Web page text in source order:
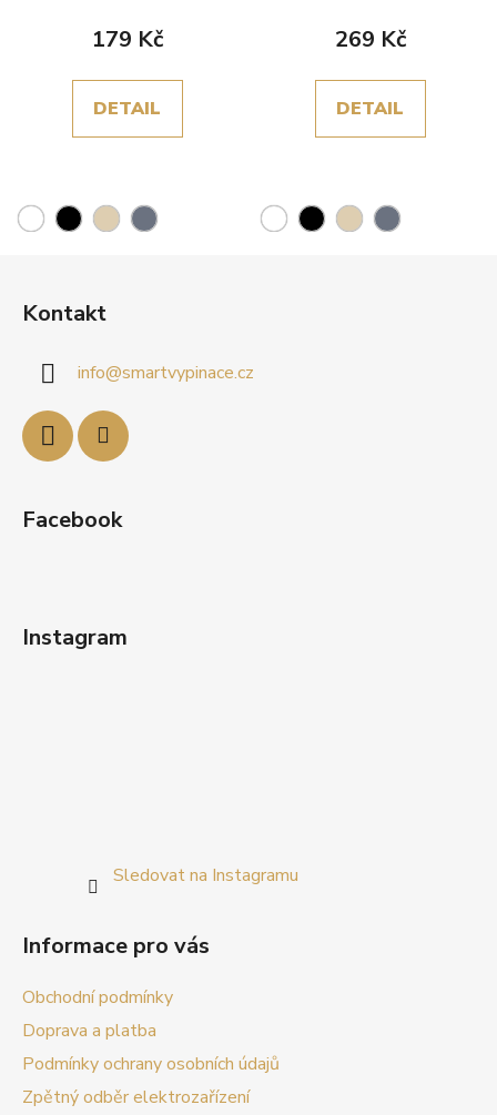
179 Kč
DETAIL
269 Kč
DETAIL
Kontakt
info@smartvypinace.cz
Facebook
Instagram
Sledovat na Instagramu
Informace pro vás
Obchodní podmínky
Doprava a platba
Podmínky ochrany osobních údajů
Zpětný odběr elektrozařízení